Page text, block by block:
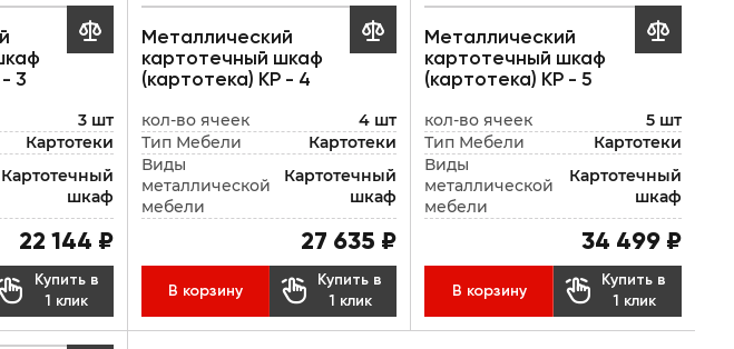
3
3 шт
Картотеки
Картотечный
шкаф
22 144 ₽
Купить в
1 клик

Металлический
картотечный шкаф
(картотека) КР - 4
кол-во ячеек
4 шт
Тип Мебели
Картотеки
Виды
металлической
мебели
Картотечный
шкаф
27 635 ₽
В корзину 
Купить в
1 клик

Металлический
картотечный шкаф
(картотека) КР - 5
кол-во ячеек
5 шт
Тип Мебели
Картотеки
Виды
металлической
мебели
Картотечный
шкаф
34 499 ₽
В корзину 
Купить в
1 клик
